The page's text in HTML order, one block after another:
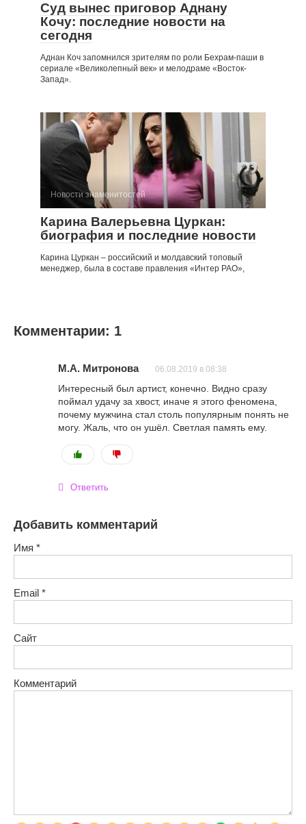
Суд вынес приговор Аднану
Кочу: последние новости на
сегодня
Аднан Коч запомнился зрителям по роли Бехрам-паши в
сериале «Великолепный век» и мелодраме «Восток-
Запад».
Новости знаменитостей
Карина Валерьевна Цуркан:
биография и последние новости
Карина Цуркан – российский и молдавский топовый
менеджер, была в составе правления «Интер РАО»,
Комментарии: 1
М.А. Митронова 06.08.2019 в 08:38
Интересный был артист, конечно. Видно сразу
поймал удачу за хвост, иначе я этого феномена,
почему мужчина стал столь популярным понять не
могу. Жаль, что он ушёл. Светлая память ему.
Ответить
Добавить комментарий
Имя *
Email *
Сайт
Комментарий